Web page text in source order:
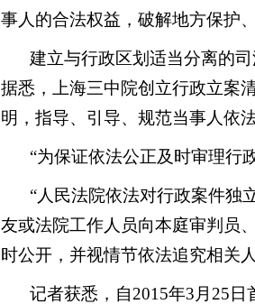
事人的合法权益，破解地方保护
建立与行政区划适当分离的
据悉，上海三中院创立行政立案
明，指导、引导、规范当事人依
“为保证依法公正及时审理行
“人民法院依法对行政案件
友或法院工作人员向本庭审判员
时公开，并视情节依法追究相关
记者获悉，自2015年3月25